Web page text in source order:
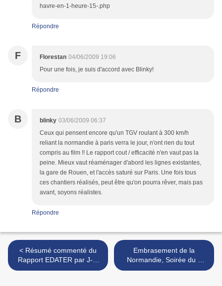
havre-en-1-heure-15-.php
Répondre
F Florestan 04/06/2009 19:06
Pour une fois, je suis d'accord avec Blinky!
Répondre
B blinky 03/06/2009 06:37
Ceux qui pensent encore qu'un TGV roulant à 300 km/h
reliant la normandie à paris verra le jour, n'ont rien du tout
compris au film !! Le rapport cout / efficacité n'en vaut pas la
peine. Mieux vaut réaménager d'abord les lignes existantes,
la gare de Rouen, et l'accès saturé sur Paris. Une fois tous
ces chantiers réalisés, peut être qu'on pourra rêver, mais pas
avant, soyons réalistes.
Répondre
< Résumé commenté du
Rapport EDATER par J-F.
Brisset
Embrasement de la
Normandie, Soirée du 6
juin, et les Courants de la